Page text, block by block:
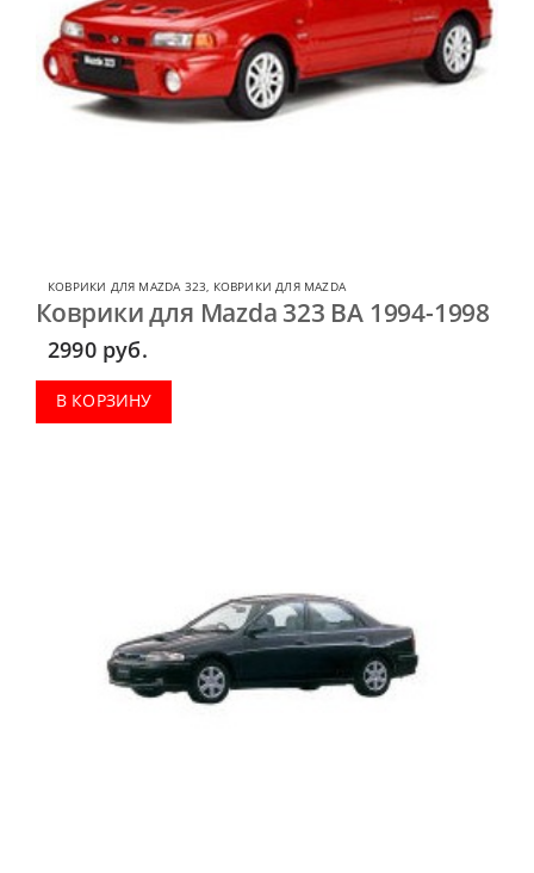
КОВРИКИ ДЛЯ MAZDA 323, КОВРИКИ ДЛЯ MAZDA
Коврики для Mazda 323 BA 1994-1998
2990 руб.
В КОРЗИНУ